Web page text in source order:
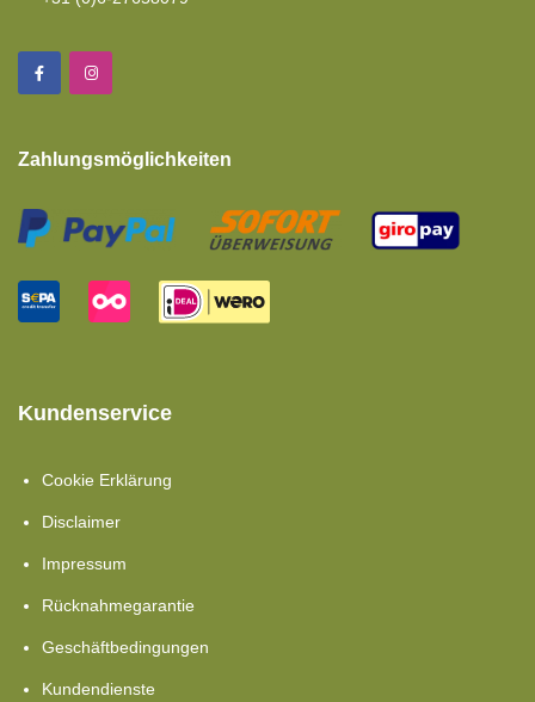
Zahlungsmöglichkeiten
Kundenservice
Cookie Erklärung
Disclaimer
Impressum
Rücknahmegarantie
Geschäftbedingungen
Kundendienste